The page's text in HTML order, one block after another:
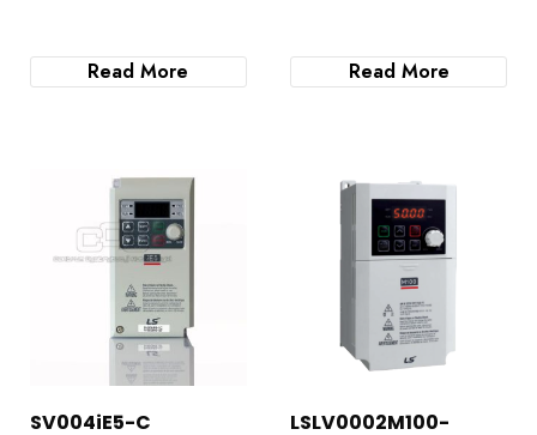
Read More Read More
SV004iE5-C
LSLV0002M100-